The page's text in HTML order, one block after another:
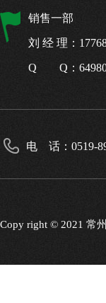
销售一部
刘 经 理：
Q Q：
电 话：0519-
Copy right © 2021 常